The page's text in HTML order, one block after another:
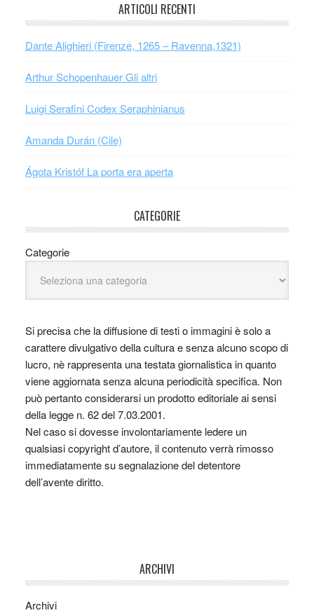
ARTICOLI RECENTI
Dante Alighieri (Firenze, 1265 – Ravenna,1321)
Arthur Schopenhauer Gli altri
Luigi Serafini Codex Seraphinianus
Amanda Durán (Cile)
Ágota Kristóf La porta era aperta
CATEGORIE
Categorie
Si precisa che la diffusione di testi o immagini è solo a
carattere divulgativo della cultura e senza alcuno scopo di
lucro, nè rappresenta una testata giornalistica in quanto
viene aggiornata senza alcuna periodicità specifica. Non
può pertanto considerarsi un prodotto editoriale ai sensi
della legge n. 62 del 7.03.2001.
Nel caso si dovesse involontariamente ledere un
qualsiasi copyright d’autore, il contenuto verrà rimosso
immediatamente su segnalazione del detentore
dell’avente diritto.
ARCHIVI
Archivi